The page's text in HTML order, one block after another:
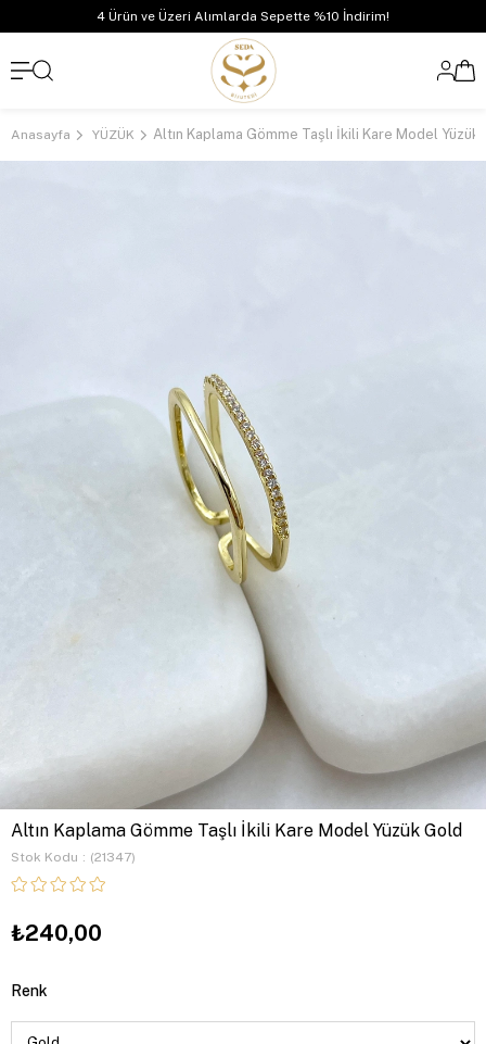
4 Ürün ve Üzeri Alımlarda Sepette %10 İndirim!
Anasayfa YÜZÜK Altın Kaplama Gömme Taşlı İkili Kare Model Yüzük
Altın Kaplama Gömme Taşlı İkili Kare Model Yüzük Gold
Stok Kodu (21347)
₺240,00
Renk